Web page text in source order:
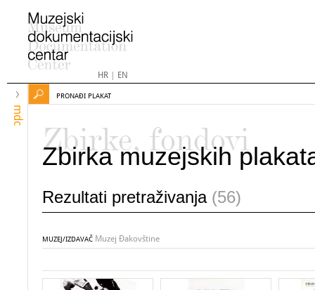
HR| EN
mdc
PRONAĐI PLAKAT
Zbirke, fondovi
Zbirka muzejskih
Rezultati pretraživanja (56)
MUZEJ/IZDAVAČ Muzej Đakovštine